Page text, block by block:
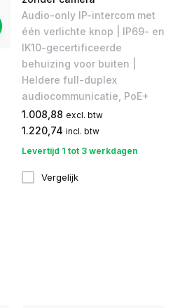
Audio-only IP-intercom met
één verlichte knop | IP69- en
IK10-gecertificeerde
behuizing voor buiten |
Heldere full-duplex
audiocommunicatie, PoE+
1.008,88 excl. btw
1.220,74 incl. btw
Levertijd 1 tot 3 werkdagen
Vergelijk